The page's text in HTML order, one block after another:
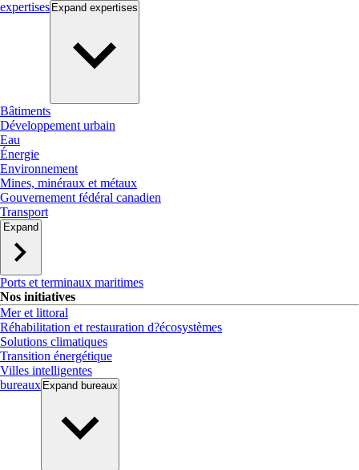
expertises Expand expertises
Bâtiments
Développement urbain
Eau
Énergie
Environnement
Mines, minéraux et métaux
Gouvernement fédéral canadien
Transport
Expand
Ports et terminaux maritimes
Nos initiatives
Mer et littoral
Réhabilitation et restauration d?écosystèmes
Solutions climatiques
Transition énergétique
Villes intelligentes
bureaux Expand bureaux